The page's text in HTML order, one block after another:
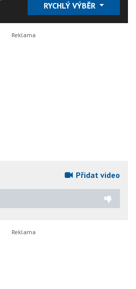
RYCHLÝ VÝBĚR
Přidat video